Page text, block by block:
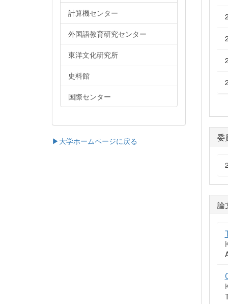
委
論
計算機センター
外国語教育研究センター
東洋文化研究所
史料館
国際センター
▶大学ホームページに戻る